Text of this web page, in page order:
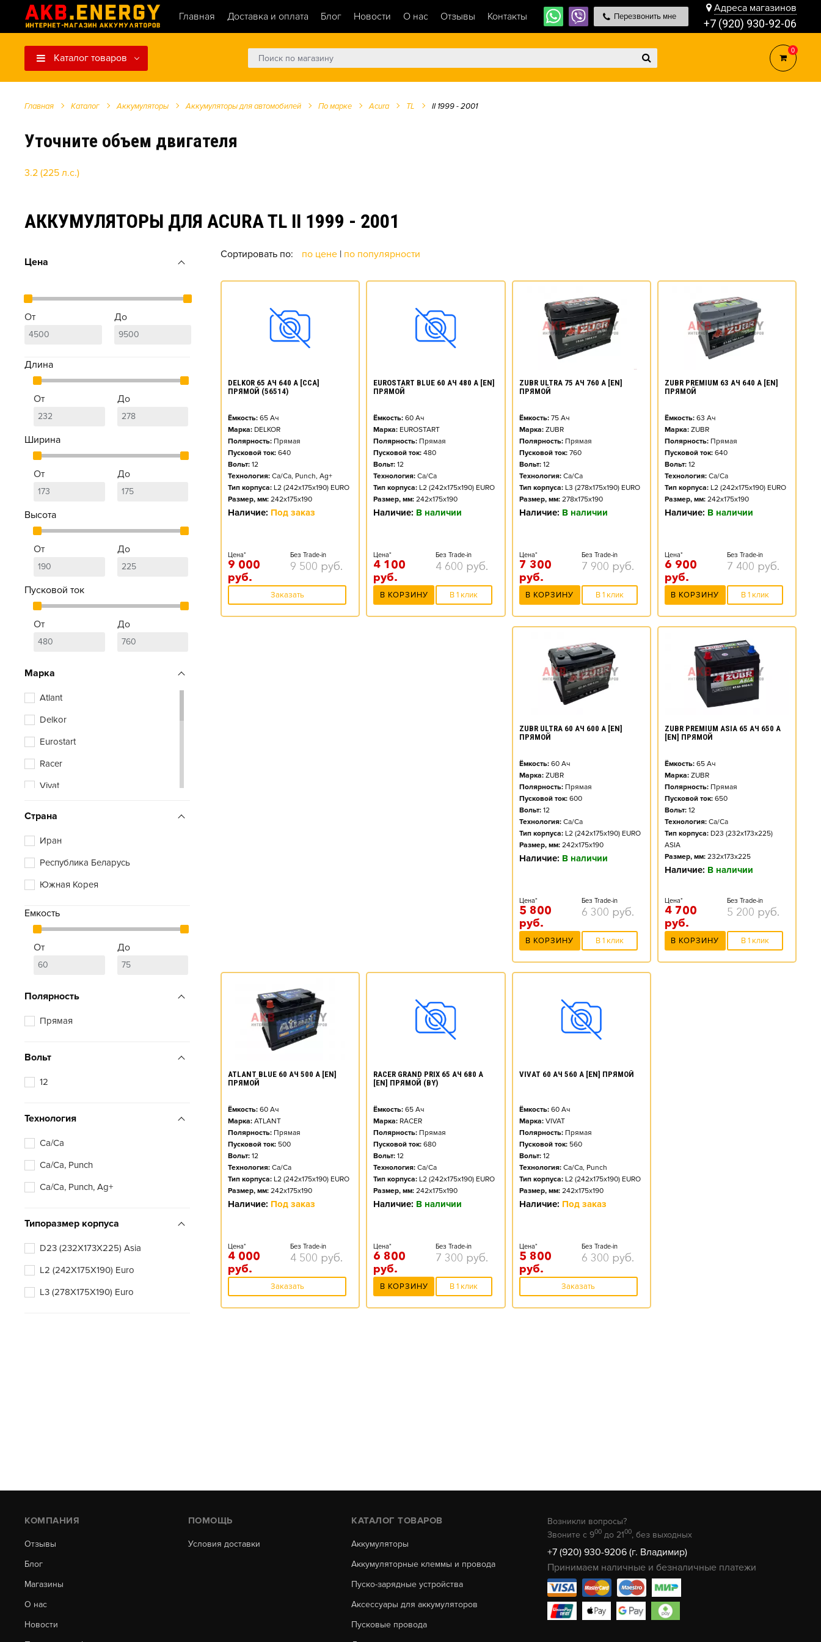
Главная Доставка и оплата Блог Новости О нас Отзывы Контакты Перезвонить мне
Адреса магазинов
+7 (920) 930-92-06
Каталог товаров
0
Главная Каталог Аккумуляторы Аккумуляторы для автомобилей По марке Acura TL II 1999 - 2001
Уточните объем двигателя
3.2 (225 л.с.)
АККУМУЛЯТОРЫ ДЛЯ ACURA TL II 1999 - 2001
Цена
От До
Длина
От До
Ширина
От До
Высота
От До
Пусковой ток
От До
Марка
Atlant
Delkor
Eurostart
Racer
Vivat
Страна
Иран
Республика Беларусь
Южная Корея
Емкость
От До
Полярность
Прямая
Вольт
12
Технология
Ca/Ca
Ca/Ca, Punch
Ca/Ca, Punch, Ag+
Типоразмер корпуса
D23 (232X173X225) Asia
L2 (242X175X190) Euro
L3 (278X175X190) Euro
Сортировать по: по цене | по популярности
DELKOR 65 АЧ 640 А [CCA]
ПРЯМОЙ (56514)
Ёмкость: 65 Ач
Марка: DELKOR
Полярность: Прямая
Пусковой ток: 640
Вольт: 12
Технология: Ca/Ca, Punch, Ag+
Тип корпуса: L2 (242x175x190) EURO
Размер, мм: 242x175x190
Наличие: Под заказ
Цена*
9 000
руб.
Без Trade-in
9 500 руб.
Заказать
EUROSTART BLUE 60 АЧ 480 А [EN]
ПРЯМОЙ
Ёмкость: 60 Ач
Марка: EUROSTART
Полярность: Прямая
Пусковой ток: 480
Вольт: 12
Технология: Ca/Ca
Тип корпуса: L2 (242x175x190) EURO
Размер, мм: 242x175x190
Наличие: В наличии
Цена*
4 100
руб.
Без Trade-in
4 600 руб.
В КОРЗИНУ В 1 клик
ZUBR ULTRA 75 АЧ 760 А [EN]
ПРЯМОЙ
Ёмкость: 75Ач
Марка: ZUBR
Полярность: Прямая
Пусковой ток: 760
Вольт: 12
Технология: Ca/Ca
Тип корпуса: L3 (278x175x190) EURO
Размер, мм: 278x175x190
Наличие: В наличии
Цена*
7 300
руб.
Без Trade-in
7 900 руб.
В КОРЗИНУ В 1 клик
ZUBR PREMIUM 63 АЧ 640 А [EN]
ПРЯМОЙ
Ёмкость: 63 Ач
Марка: ZUBR
Полярность: Прямая
Пусковой ток: 640
Вольт: 12
Технология: Ca/Ca
Тип корпуса: L2 (242x175x190) EURO
Размер, мм: 242x175x190
Наличие: В наличии
Цена*
6 900
руб.
Без Trade-in
7 400 руб.
В КОРЗИНУ В 1 клик
ZUBR ULTRA 60 АЧ 600 А [EN]
ПРЯМОЙ
Ёмкость: 60Ач
Марка: ZUBR
Полярность: Прямая
Пусковой ток: 600
Вольт: 12
Технология: Ca/Ca
Тип корпуса: L2 (242x175x190) EURO
Размер, мм: 242x175x190
Наличие: В наличии
Цена*
5 800
руб.
Без Trade-in
6 300 руб.
В КОРЗИНУ В 1 клик
ZUBR PREMIUM ASIA 65 АЧ 650 А
[EN] ПРЯМОЙ
Ёмкость: 65Ач
Марка: ZUBR
Полярность: Прямая
Пусковой ток: 650
Вольт: 12
Технология: Ca/Ca
Тип корпуса: D23 (232x173x225)
ASIA
Размер, мм: 232x173x225
Наличие: В наличии
Цена*
4 700
руб.
Без Trade-in
5 200 руб.
В КОРЗИНУ В 1 клик
ATLANT BLUE 60 АЧ 500 А [EN]
ПРЯМОЙ
Ёмкость: 60 Ач
Марка: ATLANT
Полярность: Прямая
Пусковой ток: 500
Вольт: 12
Технология: Ca/Ca
Тип корпуса: L2 (242x175x190) EURO
Размер, мм: 242x175x190
Наличие: Под заказ
Цена*
4 000
руб.
Без Trade-in
4 500 руб.
Заказать
RACER GRAND PRIX 65 АЧ 680 А
[EN] ПРЯМОЙ (BY)
Ёмкость: 65 Ач
Марка: RACER
Полярность: Прямая
Пусковой ток: 680
Вольт: 12
Технология: Ca/Ca
Тип корпуса: L2 (242x175x190) EURO
Размер, мм: 242x175x190
Наличие: В наличии
Цена*
6 800
руб.
Без Trade-in
7 300 руб.
В КОРЗИНУ В 1 клик
VIVAT 60 АЧ 560 А [EN] ПРЯМОЙ
Ёмкость: 60Ач
Марка: VIVAT
Полярность: Прямая
Пусковой ток: 560
Вольт: 12
Технология: Ca/Ca, Punch
Тип корпуса: L2 (242x175x190) EURO
Размер, мм: 242x175x190
Наличие: Под заказ
Цена*
5 800
руб.
Без Trade-in
6 300 руб.
Заказать
КОМПАНИЯ
Отзывы
Блог
Магазины
О нас
Новости
ПОМОЩЬ
Условия доставки
КАТАЛОГ ТОВАРОВ
Аккумуляторы
Аккумуляторные клеммы и провода
Пуско-зарядные устройства
Аксессуары для аккумуляторов
Пусковые провода
Возникли вопросы?
Звоните с 900 до 2100, без выходных
+7 (920) 930-9206 (г. Владимир)
Принимаем наличные и безналичные платежи